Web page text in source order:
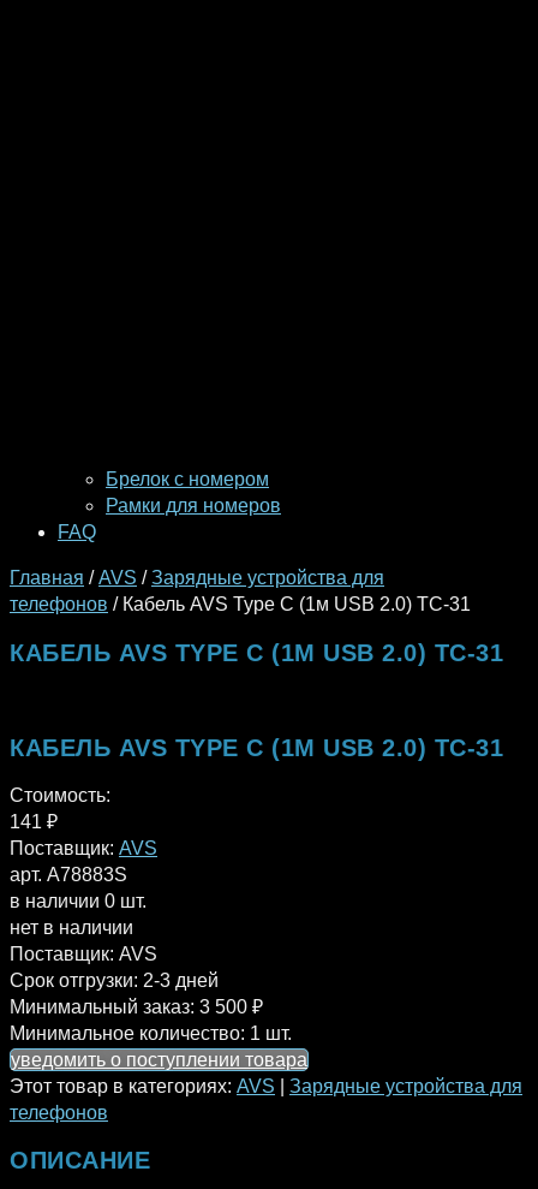
Брелок с номером
Рамки для номеров
FAQ
Главная /AVS /Зарядные устройства для
телефонов / Кабель AVS Type C (1м USB 2.0) TC-31
КАБЕЛЬ AVS TYPE C (1М USB 2.0) TC-31
КАБЕЛЬ AVS TYPE C (1М USB 2.0) TC-31
Стоимость:
141 ₽
Поставщик: AVS
арт. A78883S
в наличии 0 шт.
нет в наличии
Поставщик: AVS
Срок отгрузки: 2-3 дней
Минимальный заказ: 3 500 ₽
Минимальное количество: 1 шт.
уведомить о поступлении товара
Этот товар в категориях: AVS
Зарядные устройства для
телефонов
ОПИСАНИЕ